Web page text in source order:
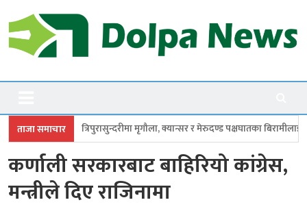
to
content
Dolpanews
ताजा समाचार
मृगौला, क्यान्सर र मेरुदण्ड पक्षघातका बिरामीलाई मासिक ५ हजार
कर्णाली सरकारबाट बाहिरियो कांग्रेस,
मन्त्रीले दिए राजिनामा